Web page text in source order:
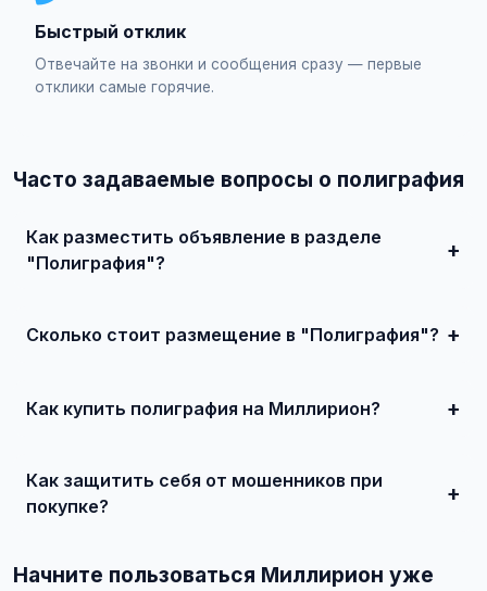
Быстрый отклик
Отвечайте на звонки и сообщения сразу — первые
отклики самые горячие.
Часто задаваемые вопросы о полиграфия
Как разместить объявление в разделе
"Полиграфия"?
Полиграфия", заполните форму и опубликуйте. Первые
Сколько стоит размещение в "Полиграфия"?
доступно платное продвижение всего от 500 ₽ в месяц.
Как купить полиграфия на Миллирион?
встрече и совершите сделку.
Как защитить себя от мошенников при
покупке?
предоплату незнакомцам.
Начните пользоваться Миллирион уже